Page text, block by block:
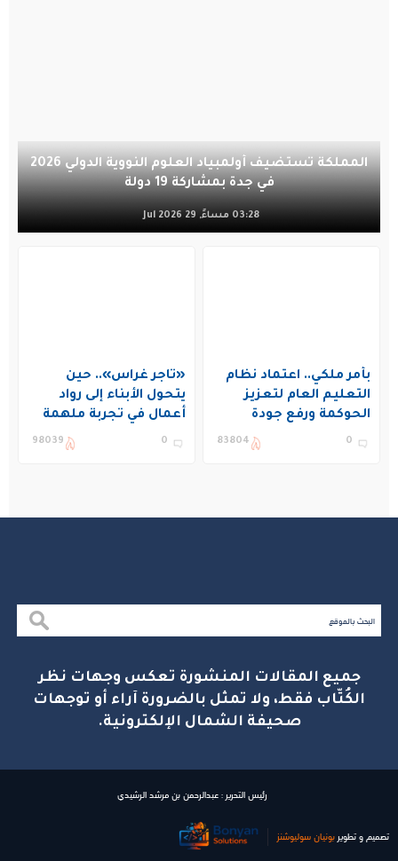
المملكة تستضيف أولمبياد العلوم النووية الدولي 2026
في جدة بمشاركة 19 دولة
03:28 مساءً, 29 Jul 2026
بأمر ملكي.. اعتماد نظام
التعليم العام لتعزيز
الحوكمة ورفع جودة
التعليم في المملكة
0
83804
«تاجر غراس».. حين
يتحول الأبناء إلى رواد
أعمال في تجربة ملهمة
بنادي غراس الصيفي
0
98039
جميع المقالات المنشورة تعكس وجهات نظر
الكُتّاب فقط، ولا تمثل بالضرورة آراء أو توجهات
صحيفة الشمال الإلكترونية.
رئيس التحرير : عبدالرحمن بن مرشد الرشيدي
تصميم و تطوير بونیان سولیوشنز